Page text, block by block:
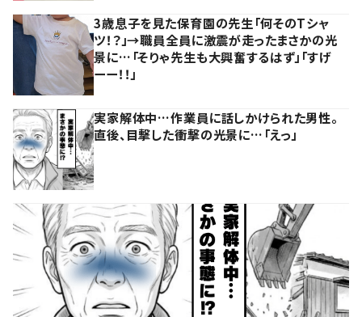
3歳息子を見た保育園の先生「何そのTシャ
ツ！？」→職員全員に激震が走ったまさかの光
景に…「そりゃ先生も大興奮するはず」「すげ
ーー！！」
実家解体中…作業員に話しかけられた男性。
直後、目撃した衝撃の光景に…「えっ」